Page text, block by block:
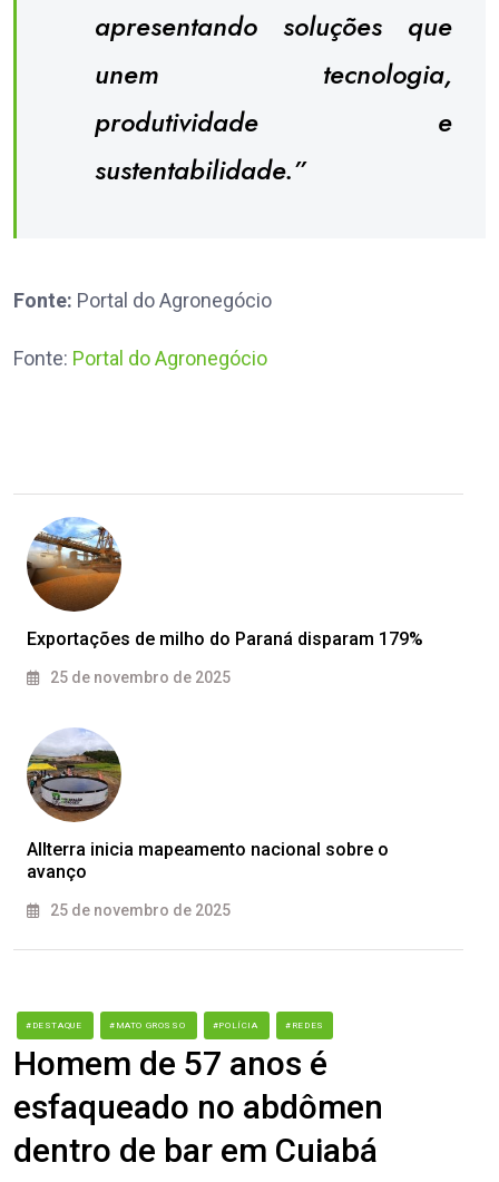
apresentando soluções que
unem tecnologia,
produtividade e
sustentabilidade.”
Fonte: Portal do Agronegócio
Fonte: Portal do Agronegócio
Exportações de milho do Paraná disparam 179%
25 de novembro de 2025
Allterra inicia mapeamento nacional sobre o
avanço
25 de novembro de 2025
#DESTAQUE #MATO GROSSO #POLÍCIA #REDES
Homem de 57 anos é
esfaqueado no abdômen
dentro de bar em Cuiabá